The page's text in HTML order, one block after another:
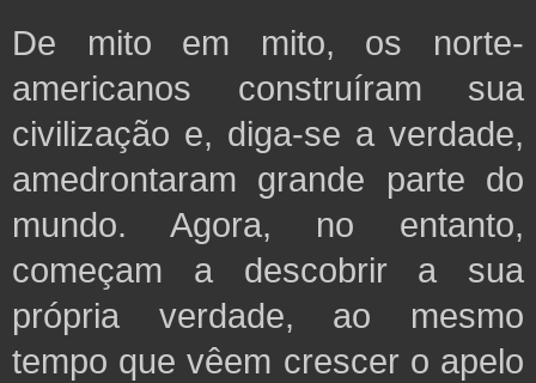
De mito em mito, os norte-
americanos construíram sua
civilização e, diga-se a verdade,
amedrontaram grande parte do
mundo. Agora, no entanto,
começam a descobrir a sua
própria verdade,
ao mesmo
tempo que vêem crescer o apelo